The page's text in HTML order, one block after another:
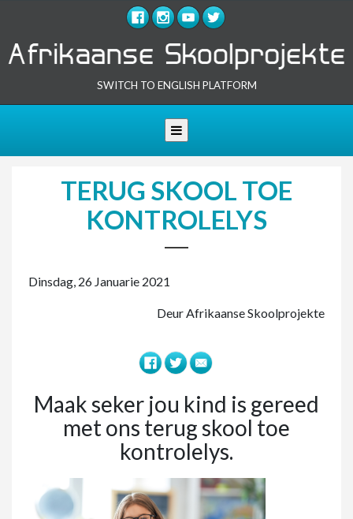
SWITCH TO ENGLISH PLATFORM
Toggle navigation
TERUG SKOOL TOE
KONTROLELYS
Dinsdag, 26 Januarie 2021
Deur Afrikaanse Skoolprojekte
Maak seker jou kind is gereed
met ons terug skool toe
kontrolelys.